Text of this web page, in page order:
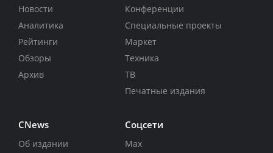
Новости
Аналитика
Рейтинги
Обзоры
Архив
Конференции
Специальные проекты
Маркет
Техника
ТВ
Печатные издания
CNews
Об издании
Соцсети
Max